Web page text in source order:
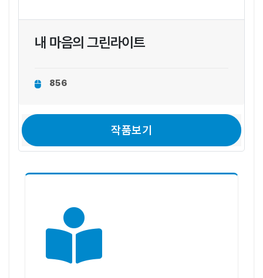
내 마음의 그린라이트
856
작품보기